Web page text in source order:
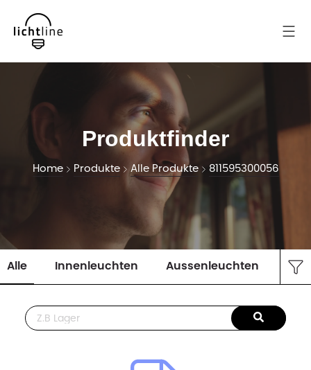
Produktfinder
Home Produkte Alle Produkte 811595300056
Alle Innenleuchten Aussenleuchten
This is a search field with an auto-suggest feature attached.